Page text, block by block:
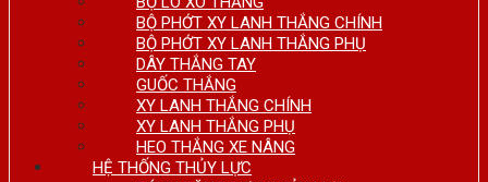
BỘ PHỚT XY LANH THẮNG CHÍNH
BỘ PHỚT XY LANH THẮNG PHỤ
DÂY THẮNG TAY
GUỐC THẮNG
XY LANH THẮNG CHÍNH
XY LANH THẮNG PHỤ
HEO THẮNG XE NÂNG
HỆ THỐNG THỦY LỰC